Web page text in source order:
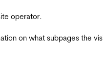
operator.
on what subpages the